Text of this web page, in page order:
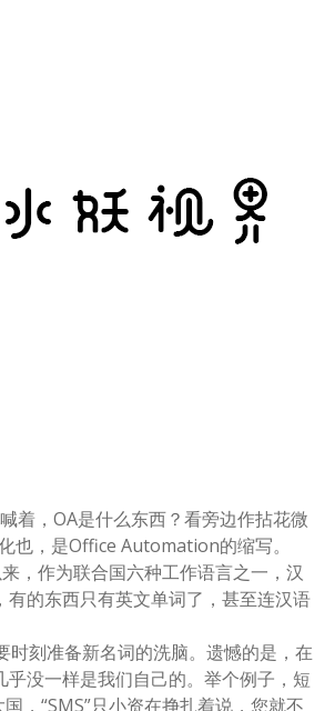
着，OA是什么东西？看旁边作拈花微
也，是Office Automation的缩写。
，作为联合国六种工作语言之一，汉
的东西只有英文单词了，甚至连汉语
刻准备新名词的洗脑。遗憾的是，在
没一样是我们自己的。举个例子，短
，“SMS”只小资在挣扎着说，您就不